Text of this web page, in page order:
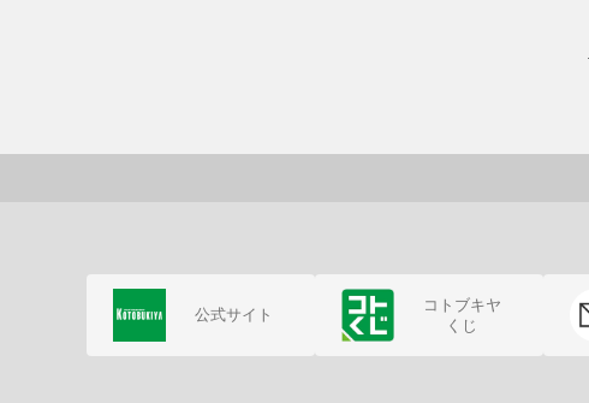
公式サイト
コトブキヤ
くじ